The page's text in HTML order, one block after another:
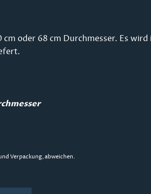
oder 68 cm Durchmesser. Es
Verpackung, abweichen.